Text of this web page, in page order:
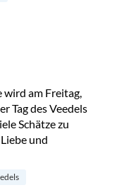
wird am Freitag,
Tag des Veedels
Schätze zu
und